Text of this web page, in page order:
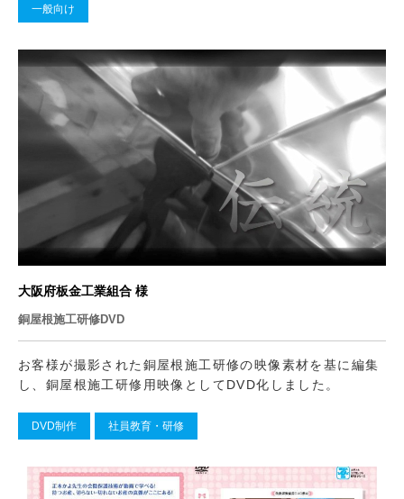
一般向け
大阪府板金工業組合 様
銅屋根施工研修DVD
お客様が撮影された銅屋根施工研修の映像素材を基に編集
し、銅屋根施工研修用映像としてDVD化しました。
DVD制作 社員教育・研修